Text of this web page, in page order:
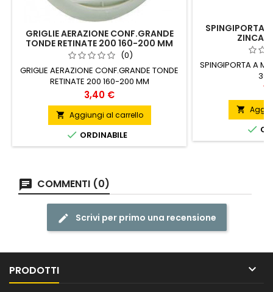
GRIGLIE AERAZIONE CONF.GRANDE
TONDE RETINATE 200 160-200 MM
(0)
GRIGLIE AERAZIONE CONF.GRANDE TONDE
RETINATE 200 160-200 MM
Prezzo
3,40 €
 Aggiungi al carrello
 ORDINABILE
SPINGIPORTA
SPINGIPORTA A
3-


COMMENTI (0)
Scrivi per primo una recensione
PRODOTTI 